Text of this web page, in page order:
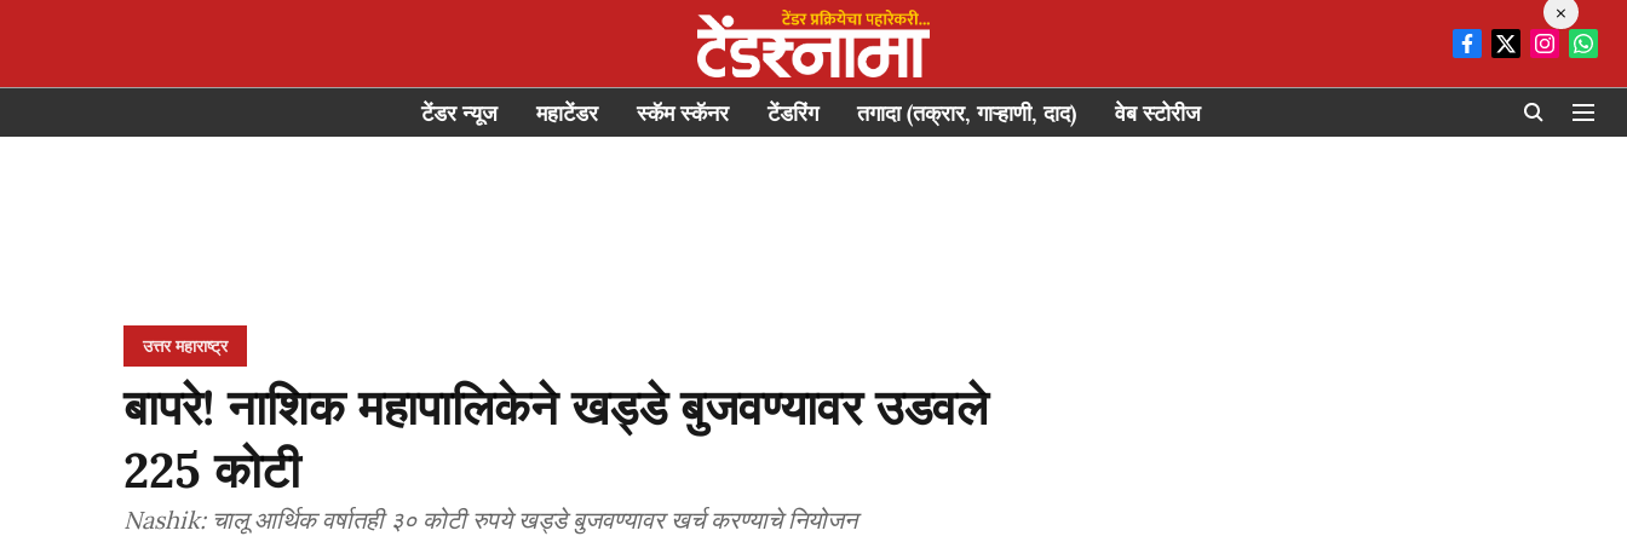
टेंडर न्यूज महाटेंडर स्कॅम स्कॅनर टेंडरिंग तगादा (तक्रार, गाऱ्हाणी, दाद) वेब स्टोरीज
उत्तर महाराष्ट्र
बापरे! नाशिक महापालिकेने खड्डे बुजवण्यावर उडवले
225 कोटी
Nashik: चालू आर्थिक वर्षातही ३० कोटी रुपये खड्डे बुजवण्यावर खर्च करण्याचे नियोजन
×